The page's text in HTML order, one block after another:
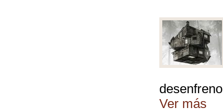
Ver más